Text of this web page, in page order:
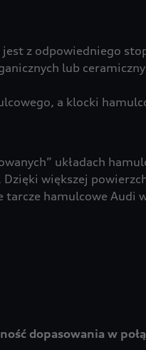
z odpowiedniego
lub
a klocki
układach
większej
hamulcowe Audi
dopasowania w